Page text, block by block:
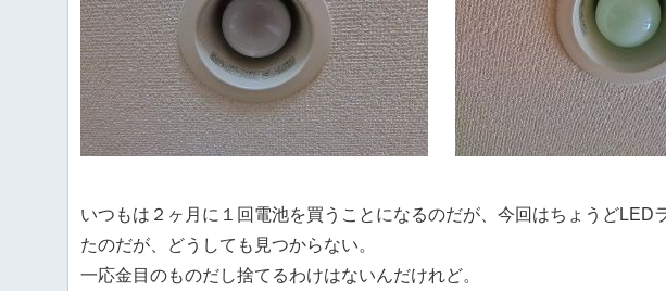
いつもは２ヶ月に１回電池を買うことになるのだが、今回はちょうどLED
たのだが、どうしても見つからない。
一応金目のものだし捨てるわけはないんだけれど。